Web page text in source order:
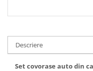
Descriere
Set covorase auto din